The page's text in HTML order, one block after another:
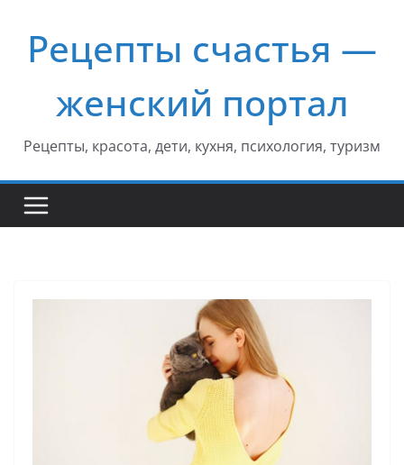
содержимому
Рецепты счастья —
женский портал
Рецепты, красота, дети, кухня, психология, туризм